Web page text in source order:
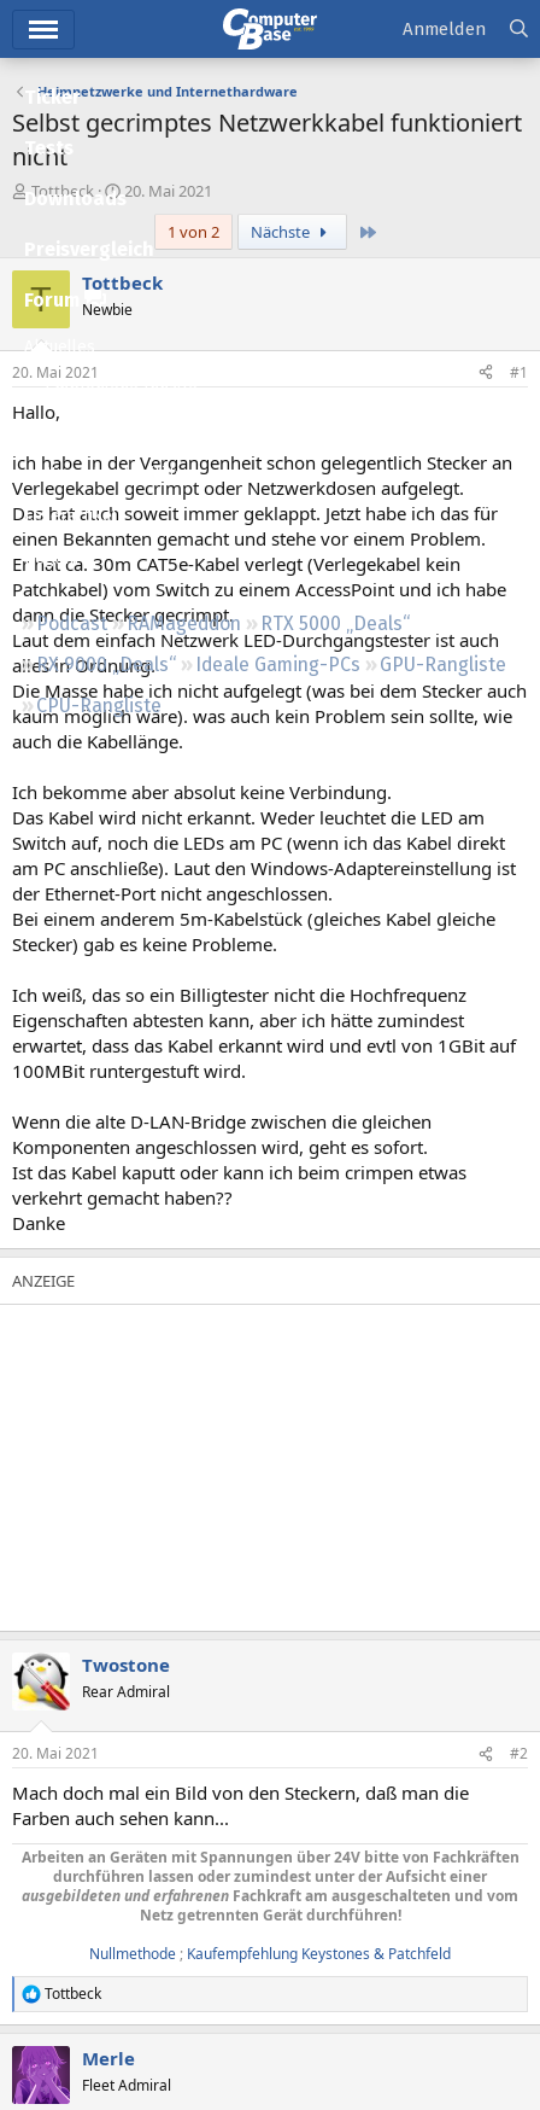
Ticker
Tests
Downloads
Forum
Aktuelles
Empfohlene Inhalte
Neueste Aktivitäten
Leserartikel
Regeln
Podcast RAMageddon
RTX 5000 „Deals“
RX 9000 „Deals“
Ideale Gaming-PCs
GPU-Rangliste
CPU-Rangliste
Anmelden
Heimnetzwerke und Internethardware
Selbst gecrimptes Netzwerkkabel funktioniert
nicht
E
t
e
l
e
Tottbeck
E
t
e
l
m
20. Mai 2021
1 von 2
Nächste
T Tottbeck
Newbie
20. Mai 2021 #1
Hallo,
ich habe in der Vergangenheit schon gelegentlich Stecker an
Verlegekabel gecrimpt oder Netzwerkdosen aufgelegt.
Das hat auch soweit immer geklappt. Jetzt habe ich das für
einen Bekannten gemacht und stehe vor einem Problem.
Er hat ca. 30m CAT5e-Kabel verlegt (Verlegekabel kein
Patchkabel) vom Switch zu einem AccessPoint und ich habe
dann die Stecker gecrimpt.
Laut dem einfach Netzwerk LED-Durchgangstester ist auch
alles in Ordnung.
Die Masse habe ich nicht aufgelegt (was bei dem Stecker auch
kaum möglich wäre). was auch kein Problem sein sollte, wie
auch die Kabellänge.
Ich bekomme aber absolut keine Verbindung.
Das Kabel wird nicht erkannt. Weder leuchtet die LED am
Switch auf, noch die LEDs am PC (wenn ich das Kabel direkt
am PC anschließe). Laut den Windows-Adaptereinstellung ist
der Ethernet-Port nicht angeschlossen.
Bei einem anderem 5m-Kabelstück (gleiches Kabel gleiche
Stecker) gab es keine Probleme.
Ich weiß, das so ein Billigtester nicht die Hochfrequenz
Eigenschaften abtesten kann, aber ich hätte zumindest
erwartet, dass das Kabel erkannt wird und evtl von 1GBit auf
100MBit runtergestuft wird.
Wenn die alte D-LAN-Bridge zwischen die gleichen
Komponenten angeschlossen wird, geht es sofort.
Ist das Kabel kaputt oder kann ich beim crimpen etwas
verkehrt gemacht haben??
Danke
Twostone
Rear Admiral
20. Mai 2021 #2
Mach doch mal ein Bild von den Steckern, daß man die
Farben auch sehen kann...
Arbeiten an Geräten mit Spannungen über 24V bitte von Fachkräften
durchführen lassen oder zumindest unter der Aufsicht einer
ausgebildeten und erfahrenen Fachkraft am ausgeschalteten und vom
Netz getrennten Gerät durchführen!
Nullmethode ; Kaufempfehlung Keystones & Patchfeld
R
e
k
t
i
Tottbeck
Merle
Fleet Admiral